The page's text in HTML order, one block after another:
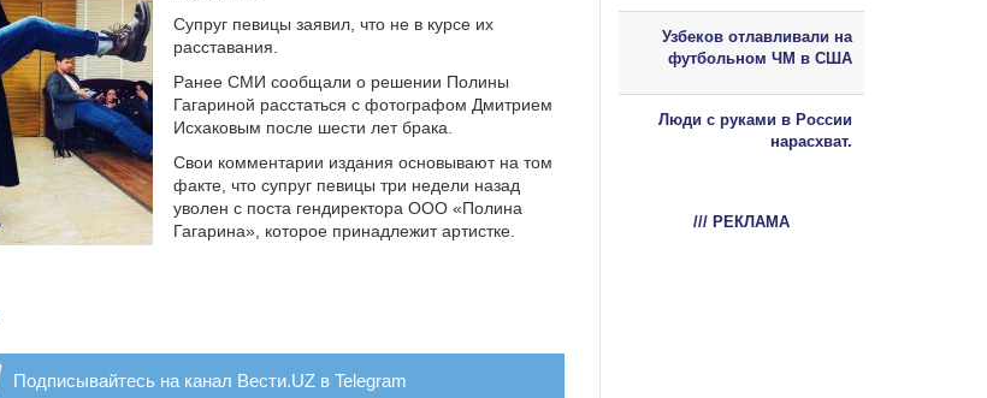
Супруг певицы заявил, что не в курсе их
расставания.
Ранее СМИ сообщали о решении Полины
Гагариной расстаться с фотографом Дмитрием
Исхаковым после шести лет брака.
Свои комментарии издания основывают на том
факте, что супруг певицы три недели назад
уволен с поста гендиректора ООО «Полина
Гагарина», которое принадлежит артистке.
Подписывайтесь на канал Вести.UZ в Telegram
Узбеков отлавливали на
футбольном ЧМ в США
Люди с руками в России
нарасхват.
/// РЕКЛАМА